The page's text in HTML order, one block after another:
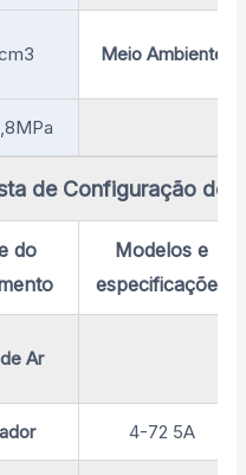
Meio Ambiente
de Configuração de
do
Modelos e
especificações
Ar
4-72 5A